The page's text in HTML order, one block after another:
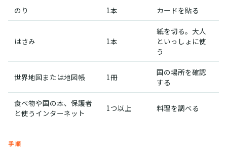
のり 1本 カードを貼る
はさみ 1本
紙を切る。大人
といっしょに使
う
世界地図または地図帳 1冊
国の場所を確認
する
食べ物や国の本、保護者
と使うインターネット
1つ以上 料理を調べる
手順